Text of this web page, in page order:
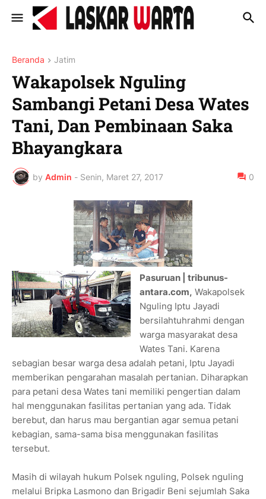
Beranda Jatim
Wakapolsek Nguling
Sambangi Petani Desa Wates
Tani, Dan Pembinaan Saka
Bhayangkara
by Admin - Senin, Maret 27, 2017 0
Pasuruan | tribunus-
antara.com, Wakapolsek
Nguling Iptu Jayadi
bersilahtuhrahmi dengan
warga masyarakat desa
Wates Tani. Karena
sebagian besar warga desa adalah petani, Iptu Jayadi
memberikan pengarahan masalah pertanian. Diharapkan
para petani desa Wates tani memiliki pengertian dalam
hal menggunakan fasilitas pertanian yang ada. Tidak
berebut, dan harus mau bergantian agar semua petani
kebagian, sama-sama bisa menggunakan fasilitas
tersebut.
Masih di wilayah hukum Polsek nguling, Polsek nguling
melalui Bripka Lasmono dan Brigadir Beni sejumlah Saka